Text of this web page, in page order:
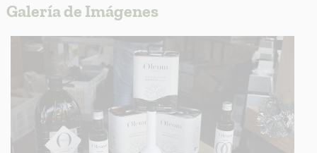
Galería de Imágenes